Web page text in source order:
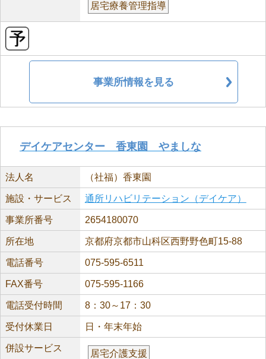
居宅療養管理指導
事業所情報を見る
デイケアセンター 香東園 やましな
法人名 （社福）香東園
施設・サービス 通所リハビリテーション（デイケア）
事業所番号 2654180070
所在地 京都府京都市山科区西野野色町15-88
電話番号 075-595-6511
FAX番号 075-595-1166
電話受付時間 8：30～17：30
受付休業日 日・年末年始
併設サービス
居宅介護支援